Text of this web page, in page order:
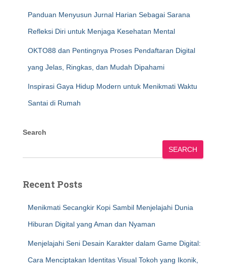
Panduan Menyusun Jurnal Harian Sebagai Sarana
Refleksi Diri untuk Menjaga Kesehatan Mental
OKTO88 dan Pentingnya Proses Pendaftaran Digital
yang Jelas, Ringkas, dan Mudah Dipahami
Inspirasi Gaya Hidup Modern untuk Menikmati Waktu
Santai di Rumah
Search
SEARCH
Recent Posts
Menikmati Secangkir Kopi Sambil Menjelajahi Dunia
Hiburan Digital yang Aman dan Nyaman
Menjelajahi Seni Desain Karakter dalam Game Digital:
Cara Menciptakan Identitas Visual Tokoh yang Ikonik,